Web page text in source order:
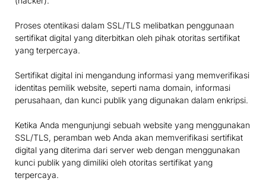
Proses otentikasi dalam SSL/TLS melibatkan penggunaan
sertifikat digital yang diterbitkan oleh pihak otoritas sertifikat
yang terpercaya.
Sertifikat digital ini mengandung informasi yang memverifikasi
identitas pemilik website, seperti nama domain, informasi
perusahaan, dan kunci publik yang digunakan dalam enkripsi.
Ketika Anda mengunjungi sebuah website yang menggunakan
SSL/TLS, peramban web Anda akan memverifikasi sertifikat
digital yang diterima dari server web dengan menggunakan
kunci publik yang dimiliki oleh otoritas sertifikat yang
terpercaya.